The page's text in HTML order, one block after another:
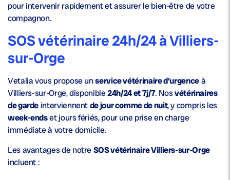
pour intervenir rapidement et assurer le bien-être de votre
compagnon.
SOS vétérinaire 24h/24 à Villiers-
sur-Orge
Vetalia vous propose unservice vétérinaire d’urgenceà
Villiers-sur-Orge, disponible24h/24 et 7j/7. Nosvétérinaires
de garde interviennentde jour comme de nuit, y compris les
week-endset jours fériés, pour une prise en charge
immédiate à votre domicile.
Les avantages de notreSOS vétérinaire Villiers-sur-Orge
incluent :